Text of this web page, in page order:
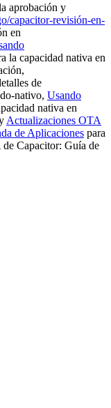
aprobación y
capacitor-revisión-en-
en
la capacidad nativa en
de
nativo, Usando
nativa en
Actualizaciones OTA
de Aplicaciones para
Capacitor: Guía de